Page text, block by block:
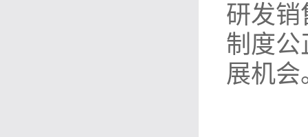
研发销
制度公
展机会